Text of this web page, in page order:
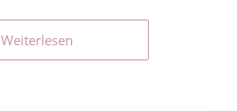
Weiterlesen